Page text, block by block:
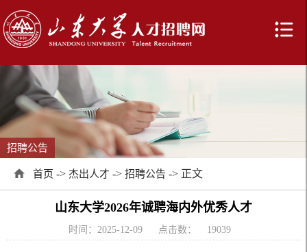
招聘公告
首页 -> 杰出人才 -> 招聘公告 -> 正文
山东大学2026年诚聘海内外优秀人才
时间：2025-12-09 点击数： 19039